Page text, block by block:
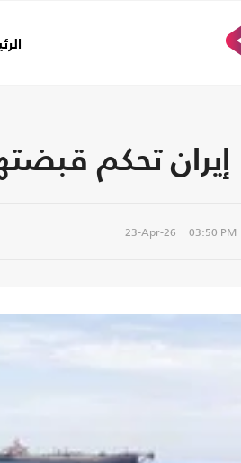
23-Apr-26 03:50 PM